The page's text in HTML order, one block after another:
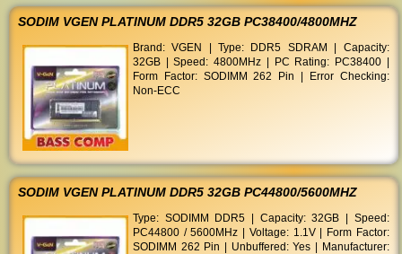
SODIM VGEN PLATINUM DDR5 32GB PC38400/4800MHZ
Brand: VGEN | Type: DDR5 SDRAM | Capacity:
32GB | Speed: 4800MHz | PC Rating: PC38400 |
Form Factor: SODIMM 262 Pin | Error Checking:
Non-ECC
SODIM VGEN PLATINUM DDR5 32GB PC44800/5600MHZ
Type: SODIMM DDR5 | Capacity: 32GB | Speed:
PC44800 / 5600MHz | Voltage: 1.1V | Form Factor:
SODIMM 262 Pin | Unbuffered: Yes | Manufacturer: